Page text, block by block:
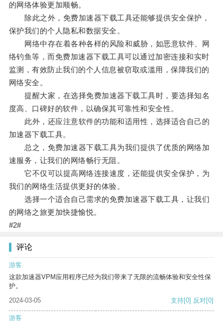
的网络体验更加顺畅。
除此之外，免费加速器下载工具还能够提供安全保护，
保护我们的个人隐私和数据安全。
网络中存在着各种各样的风险和威胁，如恶意软件、网
络钓鱼等，而免费加速器下载工具可以通过加密连接和实时
监测，有效防止我们的个人信息被窃取或滥用，保障我们的
网络安全。
提醒大家，在选择免费加速器下载工具时，要选择知名
度高、口碑好的软件，以确保其可靠性和安全性。
此外，还应注意软件的功能和适用性，选择适合自己的
加速器下载工具。
总之，免费加速器下载工具为我们提供了优质的网络加
速服务，让我们的网络畅行无阻。
它不仅可以提高网络连接速度，还能提供安全保护，为
我们的网络生活提供更好的体验。
选择一个适合自己需求的免费加速器下载工具，让我们
的网络之旅更加快捷愉悦。
#2#
评论
游客
这款加速器VPM应用程序已经为我们带来了无限的流畅体验和安全性保
护。
2024-03-05
支持[0] 反对[0]
游客